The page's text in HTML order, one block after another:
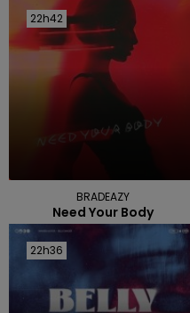
22h42
22h42
BRADEAZY
Need Your Body
22h36
22h36